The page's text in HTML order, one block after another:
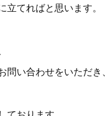
立てればと思います。
問い合わせをいただき